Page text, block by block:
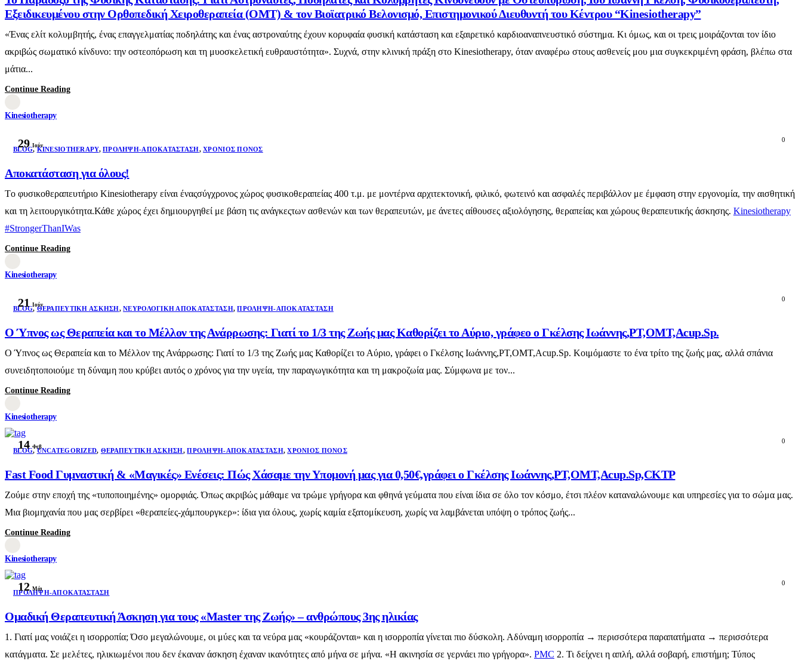
Εξειδικευμένου στην Ορθοπεδική Χειροθεραπεία (OMT) & τον Βιοϊατρικό Βελονισμό, Επιστημονικού Διευθυντή του Κέντρου “Kinesiotherapy”
«Ένας ελίτ κολυμβητής, ένας επαγγελματίας ποδηλάτης και ένας αστροναύτης έχουν κορυφαία φυσική κατάσταση και εξαιρετικό καρδιοαναπνευστικό σύστημα. Κι όμως, και οι τρεις μοιράζονται τον ίδιο
ακριβώς σωματικό κίνδυνο: την οστεοπόρωση και τη μυοσκελετική ευθραυστότητα». Συχνά, στην κλινική πράξη στο Kinesiotherapy, όταν αναφέρω στους ασθενείς μου μια συγκεκριμένη φράση, βλέπω στα
μάτια...
Continue Reading
Kinesiotherapy
29 Ιούν
0
BLOG,KINESIOTHERAPY,ΠΡΌΛΗΨΗ-ΑΠΟΚΑΤΆΣΤΑΣΗ,ΧΡΌΝΙΟΣ ΠΌΝΟΣ
Αποκατάσταση για όλους!
Τo φυσικοθεραπευτήριο Kinesiotherapy είναι έναςσύγχρονος χώρος φυσικοθεραπείας 400 τ.μ. με μοντέρνα αρχιτεκτονική, φιλικό, φωτεινό και ασφαλές περιβάλλον με έμφαση στην εργονομία, την αισθητική
και τη λειτουργικότητα.Κάθε χώρος έχει δημιουργηθεί με βάση τις ανάγκεςτων ασθενών και των θεραπευτών, με άνετες αίθουσες αξιολόγησης, θεραπείας και χώρους θεραπευτικής άσκησης. Kinesiotherapy
#StrongerThanIWas
Continue Reading
Kinesiotherapy
21 Ιούν
0
BLOG,ΘΕΡΑΠΕΥΤΙΚΉ ΆΣΚΗΣΗ,ΝΕΥΡΟΛΟΓΙΚΉ ΑΠΟΚΑΤΆΣΤΑΣΗ,ΠΡΌΛΗΨΗ-ΑΠΟΚΑΤΆΣΤΑΣΗ
Ο Ύπνος ως Θεραπεία και το Μέλλον της Ανάρρωσης: Γιατί το 1/3 της Ζωής μας Καθορίζει το Αύριο, γράφεο ο Γκέλσης Ιωάννης,PT,OMT,Acup.Sp.
Ο Ύπνος ως Θεραπεία και το Μέλλον της Ανάρρωσης: Γιατί το 1/3 της Ζωής μας Καθορίζει το Αύριο, γράφει ο Γκέλσης Ιωάννης,PT,OMT,Acup.Sp. Κοιμόμαστε το ένα τρίτο της ζωής μας, αλλά σπάνια
συνειδητοποιούμε τη δύναμη που κρύβει αυτός ο χρόνος για την υγεία, την παραγωγικότητα και τη μακροζωία μας. Σύμφωνα με τον...
Continue Reading
Kinesiotherapy
14 Φεβ
0
BLOG,UNCATEGORIZED, ΘΕΡΑΠΕΥΤΙΚΉ ΆΣΚΗΣΗ,ΠΡΌΛΗΨΗ-ΑΠΟΚΑΤΆΣΤΑΣΗ,ΧΡΌΝΙΟΣ ΠΌΝΟΣ
Fast Food Γυμναστική & «Μαγικές» Ενέσεις: Πώς Χάσαμε την Υπομονή μας για 0,50€,γράφει ο Γκέλσης Ιωάννης,PT,OMT,Acup.Sp,CKTP
Ζούμε στην εποχή της «τυποποιημένης» ομορφιάς. Όπως ακριβώς μάθαμε να τρώμε γρήγορα και φθηνά γεύματα που είναι ίδια σε όλο τον κόσμο, έτσι πλέον καταναλώνουμε και υπηρεσίες για το σώμα μας.
Μια βιομηχανία που μας σερβίρει «θεραπείες-χάμπουργκερ»: ίδια για όλους, χωρίς καμία εξατομίκευση, χωρίς να λαμβάνεται υπόψη ο τρόπος ζωής...
Continue Reading
Kinesiotherapy
12 Μάι
0
ΠΡΌΛΗΨΗ-ΑΠΟΚΑΤΆΣΤΑΣΗ
Ομαδική Θεραπευτική Άσκηση για τους «Master της Ζωής» – ανθρώπους 3ης ηλικίας
1. Γιατί μας νοιάζει η ισορροπία; Όσο μεγαλώνουμε, οι μύες και τα νεύρα μας «κουράζονται» και η ισορροπία γίνεται πιο δύσκολη. Αδύναμη ισορροπία → περισσότερα παραπατήματα → περισσότερα
κατάγματα. Σε μελέτες, ηλικιωμένοι που δεν έκαναν άσκηση έχαναν ικανότητες από μήνα σε μήνα. «Η ακινησία σε γερνάει πιο γρήγορα». PMC 2. Τι δείχνει η απλή, αλλά σοβαρή, επιστήμη; Τύπος